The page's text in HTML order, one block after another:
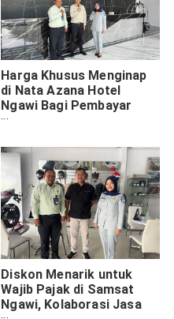
Harga Khusus Menginap
di Nata Azana Hotel
Ngawi Bagi Pembayar
Pajak Kendaraaan Tepat
Diskon Menarik untuk
Wajib Pajak di Samsat
Ngawi, Kolaborasi Jasa